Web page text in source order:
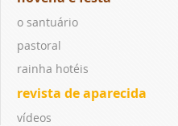
o santuário
pastoral
rainha hotéis
revista de aparecida
vídeos